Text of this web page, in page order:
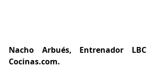
Nacho Arbués, Entrenador LBC
Cocinas.com.